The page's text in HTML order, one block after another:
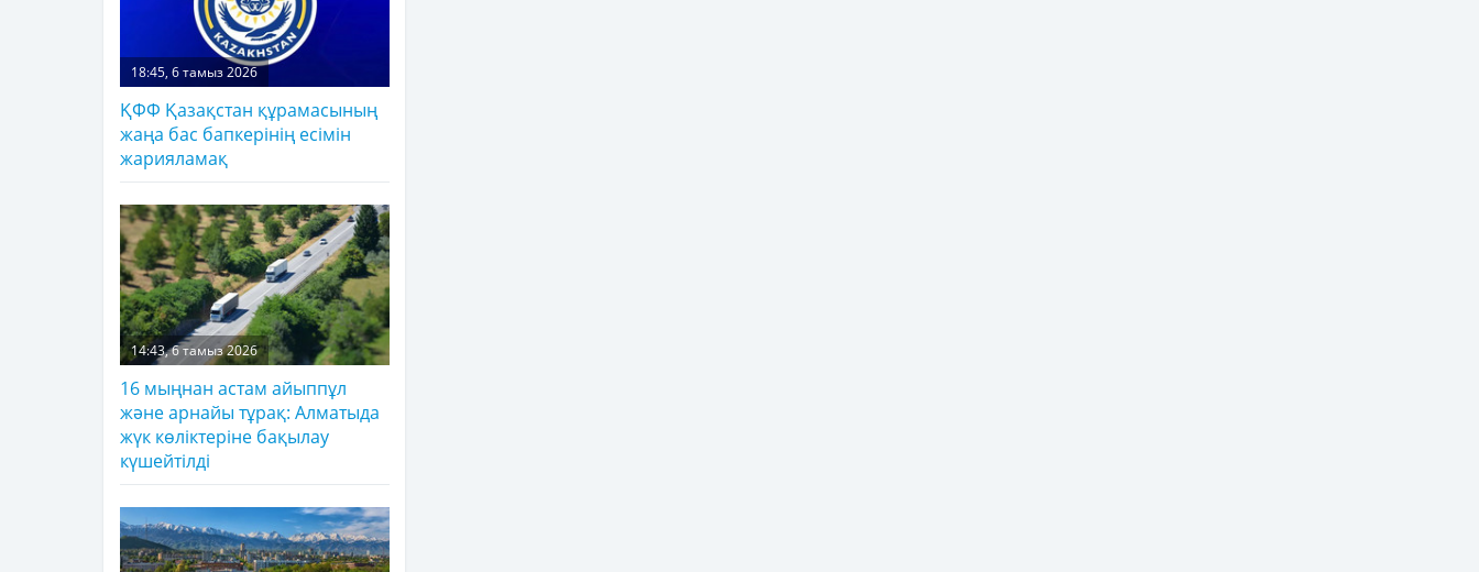
18:45, 6 тамыз 2026
ҚФФ Қазақстан құрамасының
жаңа бас бапкерінің есімін
жарияламақ
14:43, 6 тамыз 2026
16 мыңнан астам айыппұл
және арнайы тұрақ: Алматыда
жүк көліктеріне бақылау
күшейтілді